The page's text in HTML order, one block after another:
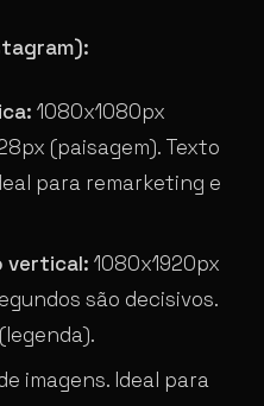
1080x1080px
(paisagem). Texto
para remarketing e
vertical: 1080x1920px
são decisivos.
imagens. Ideal para